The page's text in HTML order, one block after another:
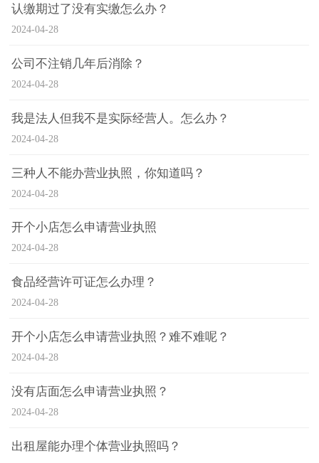
认缴期过了没有实缴怎么办？
2024-04-28
公司不注销几年后消除？
2024-04-28
我是法人但我不是实际经营人。怎么办？
2024-04-28
三种人不能办营业执照，你知道吗？
2024-04-28
开个小店怎么申请营业执照
2024-04-28
食品经营许可证怎么办理？
2024-04-28
开个小店怎么申请营业执照？难不难呢？
2024-04-28
没有店面怎么申请营业执照？
2024-04-28
出租屋能办理个体营业执照吗？